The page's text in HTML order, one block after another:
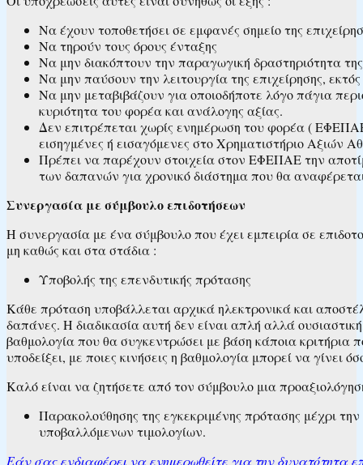
Να έχουν τοποθετήσει σε εμφανές σημείο της
Να τηρούν τους όρους ένταξης
Να μην διακόπτουν την παραγωγική δραστηριότητα
Να μην παύσουν την λειτουργία της επιχείρησης,
Να μην μεταβιβάζουν για οποιοδήποτε λόγο πάγια
κυριότητα του φορέα και ανάλογης αξίας.
Δεν επιτρέπεται χωρίς ενημέρωση του φορέα (
εισηγμένες ή εισαγόμενες στο Χρηματιστήριο Αξιών
Πρέπει να παρέχουν στοιχεία στον ΕΦΕΠΑΕ την
των δαπανών για χρονικό διάστημα που θα
Συνεργασία με σύμβουλο επιδοτήσεων
Η συνεργασία με ένα σύμβουλο που έχει εμπειρία σε
μη καθώς και στα στάδια :
Υποβολής της επενδυτικής πρότασης
Κάθε πρόταση υποβάλλεται αρχικά ηλεκτρονικά και
δαπάνες. Η διαδικασία αυτή δεν είναι απλή αλλά
βαθμολογία που θα συγκεντρώσει με βάση κάποια κριτήρια
υποδείξει, με ποιες κινήσεις η βαθμολογία μπορεί να
Καλό είναι να ζητήσετε από τον σύμβουλο μια
Παρακολούθησης της εγκεκριμένης πρότασης μέχρι
υποβαλλόμενων τιμολογίων.
Εάν σας ενδιαφέρει να ενημερωθείτε για την δυνατότητα